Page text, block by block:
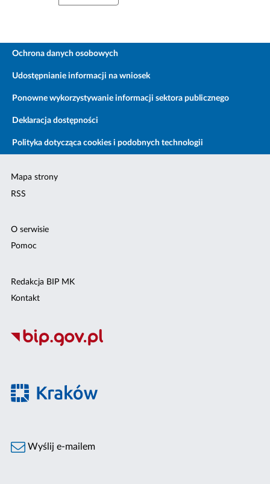
Ochrona danych osobowych
Udostępnianie informacji na wniosek
Ponowne wykorzystywanie informacji sektora publicznego
Deklaracja dostępności
Polityka dotycząca cookies i podobnych technologii
Mapa strony
RSS
O serwisie
Pomoc
Redakcja BIP MK
Kontakt
Wyślij e-mailem